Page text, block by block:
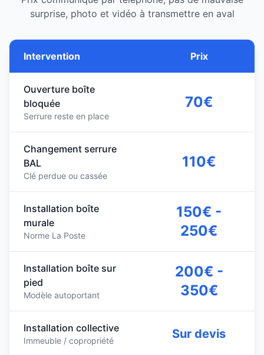
surprise, photo et vidéo à transmettre en aval
Intervention Prix
Ouverture boîte
bloquée
Serrure reste en place
70€
Changement serrure
BAL
Clé perdue ou cassée
110€
Installation boîte
murale
Norme La Poste
150€ -
250€
Installation boîte sur
pied
Modèle autoportant
200€ -
350€
Installation collective
Immeuble / copropriété Sur devis